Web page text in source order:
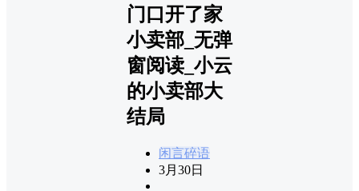
门口开了家
小卖部_无弹
窗阅读_小云
的小卖部大
结局
闲言碎语
3月30日